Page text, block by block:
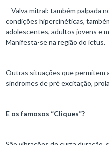
– Valva mitral: também palpada
condições hipercinéticas,
adolescentes, adultos jovens e
Manifesta-se na região do íctus.
Outras situações que permitem
síndromes de pré excitação,
E os famosos “Cliques”?